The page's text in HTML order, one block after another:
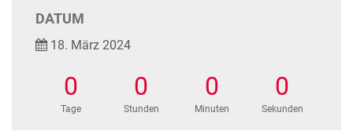
DATUM
18. März 2024
0
Tage
0
Stunden
0
Minuten
0
Sekunden